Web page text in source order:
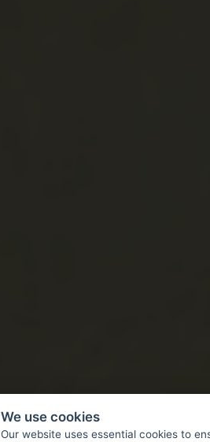
We use cookies
Our website uses essential cookies to